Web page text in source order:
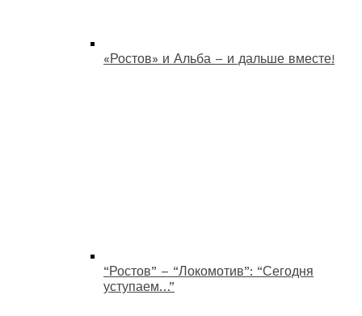
«Ростов» и Альба – и дальше вместе!
“Ростов” – “Локомотив”: “Сегодня
уступаем…”